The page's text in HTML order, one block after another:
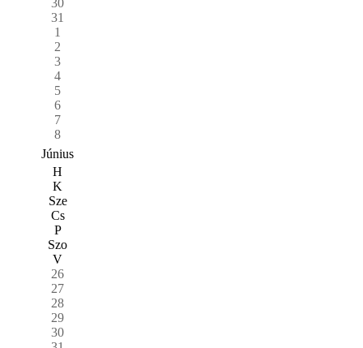
31
1
2
3
4
5
6
7
8
Június
H
K
Sze
Cs
P
Szo
V
26
27
28
29
30